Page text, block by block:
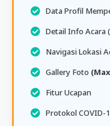
Data Profil
Detail Info Acara
Navigasi Lokasi
Gallery Foto
Fitur Ucapan
Protokol COVID-